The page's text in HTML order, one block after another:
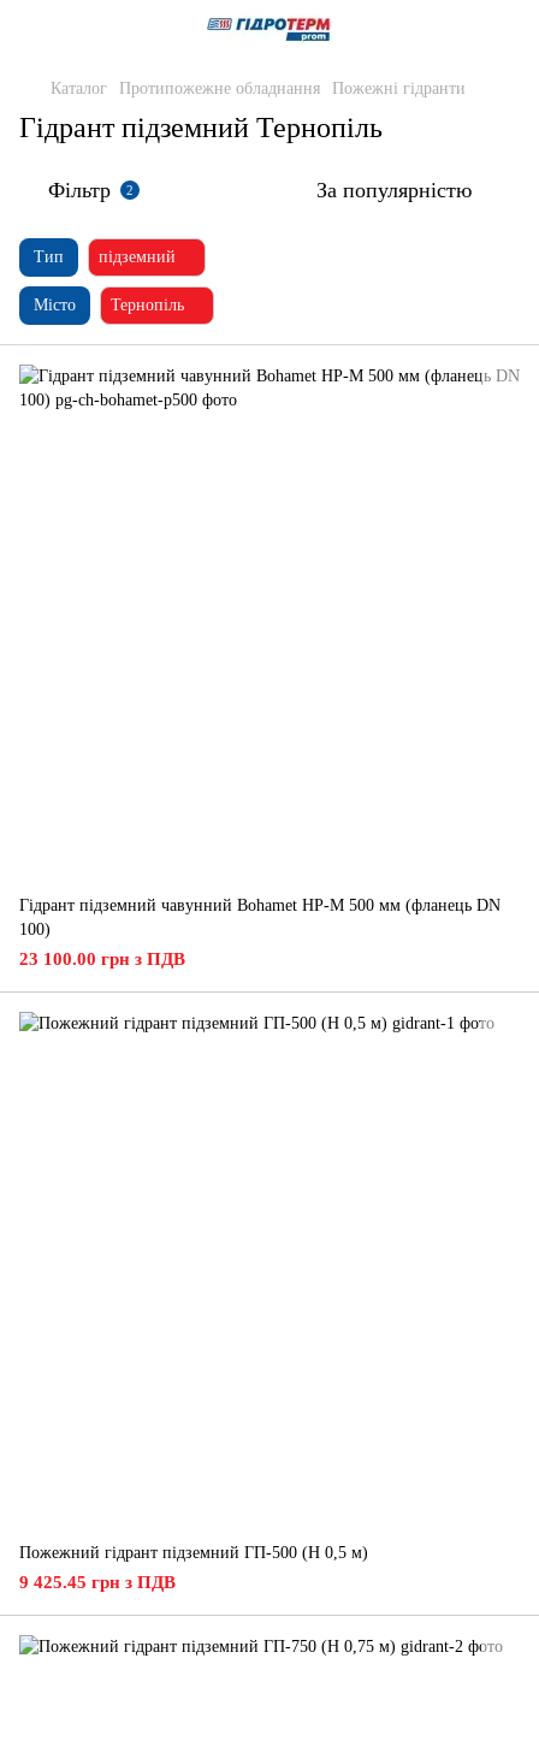
Каталог Протипожежне обладнання Пожежні гідранти
Гідрант підземний Тернопіль
Фільтр 2 За популярністю
Тип підземний
Місто Тернопіль
Гідрант підземний чавунний Bohamet HP-M 500 мм (фланець DN
100)
23 100.00 грн з ПДВ
Пожежний гідрант підземний ГП-500 (H 0,5 м)
9 425.45 грн з ПДВ